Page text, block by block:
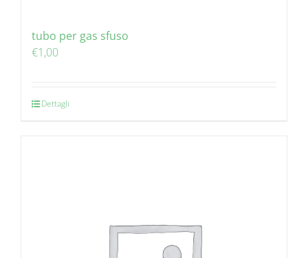
tubo per gas sfuso
€1,00
Dettagli